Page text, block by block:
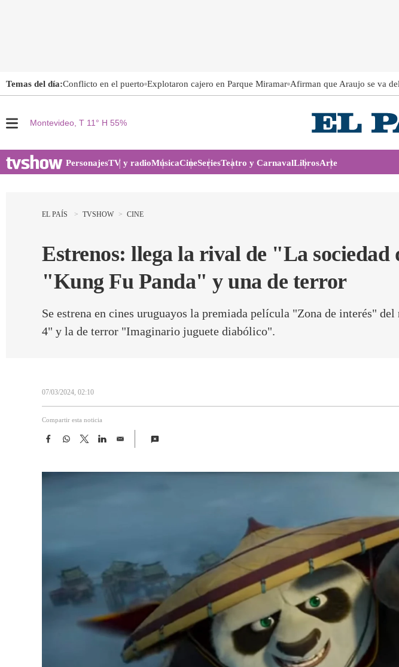
Temas del día:Conflicto en el puerto Explotaron cajero en Parque Miramar Afirman que Araujo se va
u
Montevideo, T 11° H 55%
PersonajesTV y radioMúsicaCineSeriesTeatro y CarnavalLibrosArte
EL PAÍS TVSHOW CINE
Estrenos: llega la rival de "La sociedad
"Kung Fu Panda" y una de terror
Se estrena en cines uruguayos la premiada película "Zona de interés"
4" y la de terror "Imaginario juguete diabólico".
07/03/2024, 02:10
Compartir esta noticia
F
e
W
t
T
t
L
k
E
i